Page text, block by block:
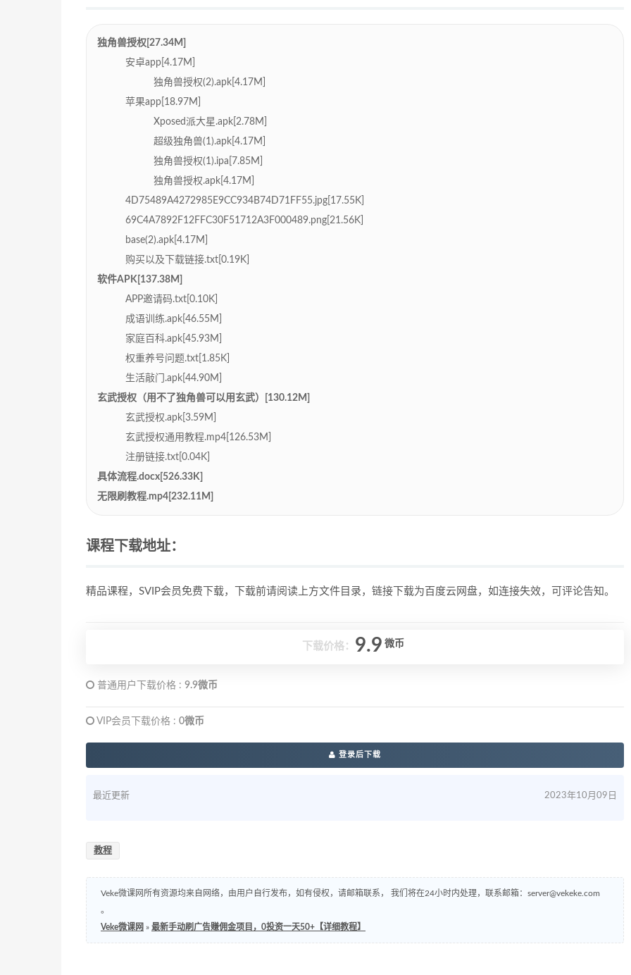
独角兽授权[27.34M]
安卓app[4.17M]
独角兽授权(2).apk[4.17M]
苹果app[18.97M]
Xposed派大星.apk[2.78M]
超级独角兽(1).apk[4.17M]
独角兽授权(1).ipa[7.85M]
独角兽授权.apk[4.17M]
4D75489A4272985E9CC934B74D71FF55.jpg[17.55K]
69C4A7892F12FFC30F51712A3F000489.png[21.56K]
base(2).apk[4.17M]
购买以及下载链接.txt[0.19K]
软件APK[137.38M]
APP邀请码.txt[0.10K]
成语训练.apk[46.55M]
家庭百科.apk[45.93M]
权重养号问题.txt[1.85K]
生活敲门.apk[44.90M]
玄武授权（用不了独角兽可以用玄武）[130.12M]
玄武授权.apk[3.59M]
玄武授权通用教程.mp4[126.53M]
注册链接.txt[0.04K]
具体流程.docx[526.33K]
无限刷教程.mp4[232.11M]
课程下载地址：
精品课程，SVIP会员免费下载，下载前请阅读上方文件目录，链接下载为百度云网盘，如连接失效，可评论告知。
下载价格： 9.9 微币
普通用户下载价格 : 9.9微币
VIP会员下载价格 : 0微币
登录后下载
最近更新 2023年10月09日
教程
Veke微课网所有资源均来自网络，由用户自行发布，如有侵权，请邮箱联系， 我们将在24小时内处理，联系邮箱： server@vekeke.com
。
Veke微课网 » 最新手动刷广告赚佣金项目，0投资一天50+【详细教程】